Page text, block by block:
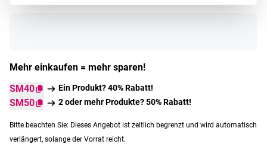
Mehr einkaufen = mehr sparen!
SM40
Ein Produkt? 40% Rabatt!
SM50 2 oder mehr Produkte? 50% Rabatt!
Bitte beachten Sie: Dieses Angebot ist zeitlich begrenzt und wird automatisch
verlängert, solange der Vorrat reicht.